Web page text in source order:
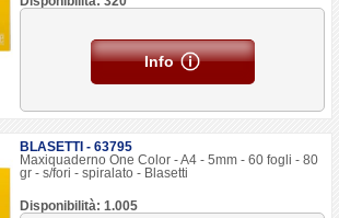
Info
BLASETTI - 63795
Maxiquaderno One Color - A4 - 5mm - 60 fogli - 80
gr - s/fori - spiralato - Blasetti
Disponibilità: 1.005